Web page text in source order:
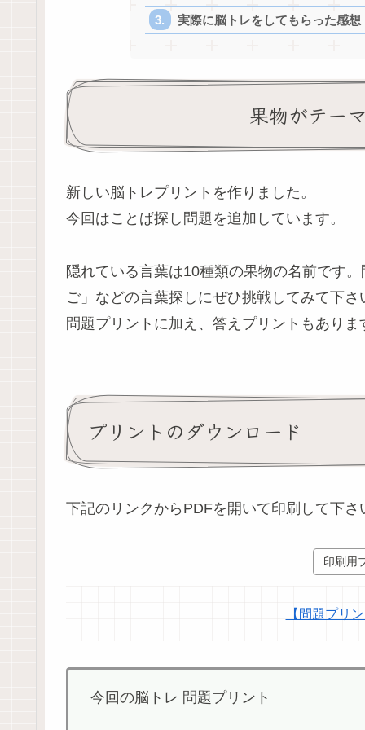
実際に脳トレをしてもらった感想
果物がテー
新しい脳トレプリントを作りました。
今回はことば探し問題を追加しています。
隠れている言葉は10種類の果物の名前です
ご」などの言葉探しにぜひ挑戦してみて下さ
問題プリントに加え、答えプリントもあり
プリントのダウンロード
下記のリンクからPDFを開いて印刷して下さ
印刷用
【問題プリ
今回の脳トレ 問題プリント